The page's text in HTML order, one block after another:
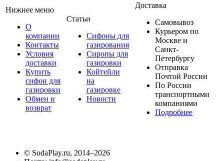
Нижнее меню
О
компании
Контакты
Условия
доставки
Купить
сифон для
газировки
Обмен и
возврат
Статьи
Сифоны для
газирования
Сиропы для
газировки
Койтейли
на
газировке
Новости
Доставка
Самовывоз
Курьером по
Москве и
Санкт-
Петербургу
Отправка
Почтой России
По России
транспортными
компаниями
Подробнее
© SodaPlay.ru, 2014–2026